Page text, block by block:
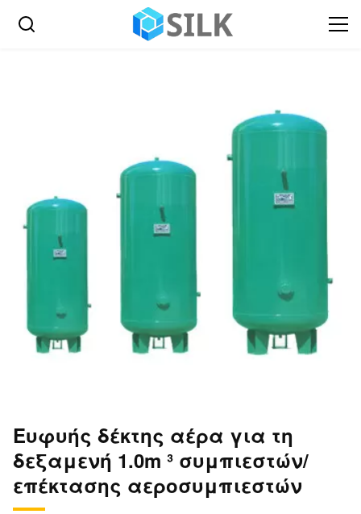
Ευφυής δέκτης αέρα για τη
δεξαμενή 1.0m ³ συμπιεστών/
επέκτασης αεροσυμπιεστών